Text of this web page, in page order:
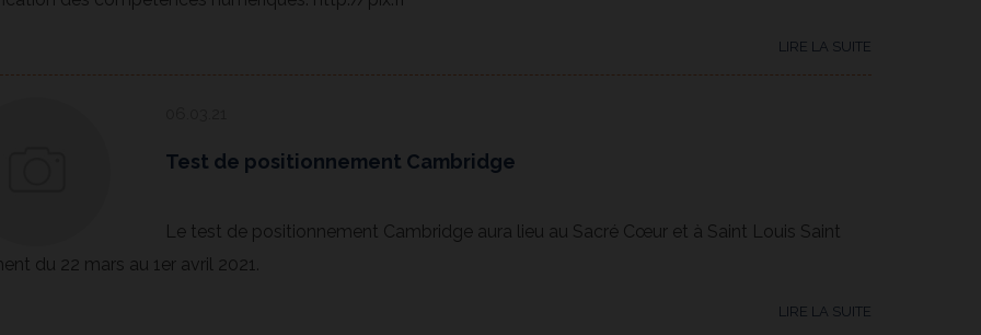
LIRE LA SUITE
Test de positionnement Cambridge
Le test de positionnement Cambridge aura lieu au Sacré Cœur et à Saint Louis Saint
du 22 mars au 1er avril 2021.
LIRE LA SUITE